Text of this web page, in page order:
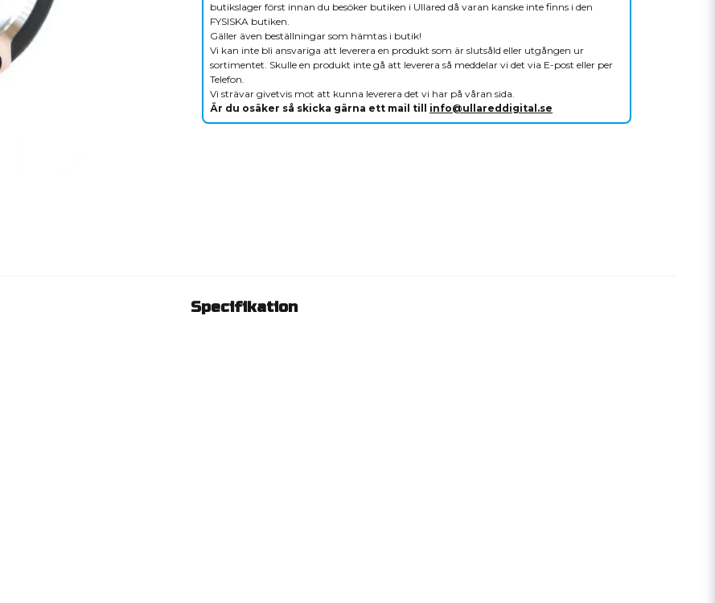
butikslager först innan du besöker butiken i Ullared då varan kanske inte finns i den
FYSISKA butiken.
Gäller även beställningar som hämtas i butik!
Vi kan inte bli ansvariga att leverera en produkt som är slutsåld eller utgången ur
sortimentet. Skulle en produkt inte gå att leverera så meddelar vi det via E-post eller per
Telefon.
Vi strävar givetvis mot att kunna leverera det vi har på våran sida.
Är du osäker så skicka gärna ett mail till info@ullareddigital.se
Specifikation